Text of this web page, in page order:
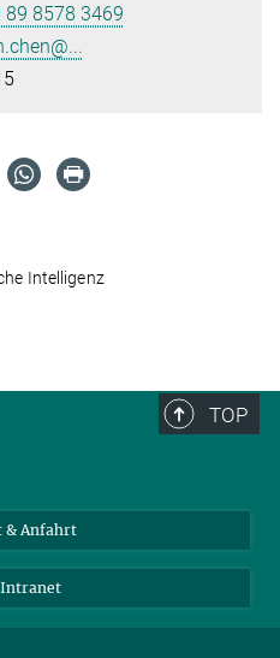
89 8578 3469
Intelligenz
TOP
& Anfahrt